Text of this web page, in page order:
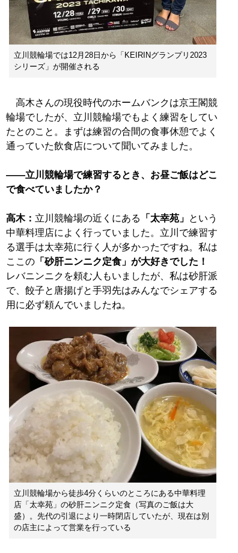
立川競輪場では12月28日から「KEIRINグランプリ2023
シリーズ」が開催される
高木さんの現役時代のホームバンクは京王閣競
輪場でしたが、立川競輪場でもよく練習をしてい
たとのこと。まずは練習の合間の食事休憩でよく
通っていた飲食店について聞いてみました。
——立川競輪場で練習するとき、お昼ご飯はどこ
で食べていましたか？
高木： 立川競輪場の近くにある 「太幸苑」 という
中華料理店によく行っていました。立川で練習す
る選手は太幸苑に行く人が多かったですね。私は
ここの 「砂肝ニンニク定食」が大好きでした！
レバニンニクを頼む人もいましたが、私は砂肝派
で、餃子と唐揚げと手羽先はみんなでシェアする
用に必ず頼んでいましたね。
立川競輪場から徒歩4分くらいのところにある中華料理
店「太幸苑」の砂肝ニンニク定食（写真のご飯は大
盛）。先代の引退により一時閉店していたが、現在は別
の店主によって営業を行っている